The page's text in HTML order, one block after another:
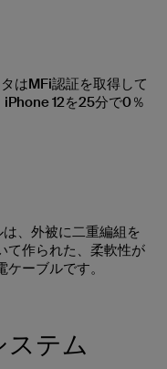
はMFi認証を取得して
12を25分で0％
、外被に二重編組を
て作られた、柔軟性が
ーブルです。
ステム